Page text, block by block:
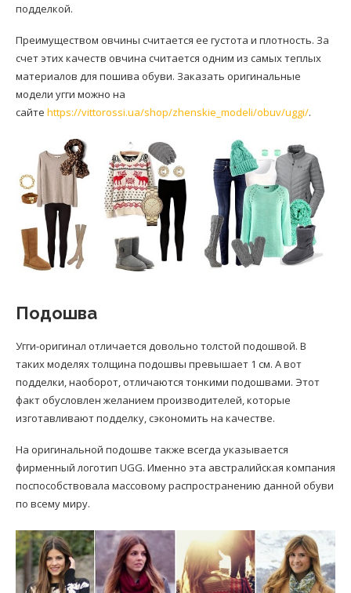
подделкой.
Преимуществом овчины считается ее густота и плотность. За
счет этих качеств овчина считается одним из самых теплых
материалов для пошива обуви. Заказать оригинальные
модели угги можно на
сайте https://vittorossi.ua/shop/zhenskie_modeli/obuv/uggi/.
Подошва
Угги-оригинал отличается довольно толстой подошвой. В
таких моделях толщина подошвы превышает 1 см. А вот
подделки, наоборот, отличаются тонкими подошвами. Этот
факт обусловлен желанием производителей, которые
изготавливают подделку, сэкономить на качестве.
На оригинальной подошве также всегда указывается
фирменный логотип UGG. Именно эта австралийская компания
поспособствовала массовому распространению данной обуви
по всему миру.